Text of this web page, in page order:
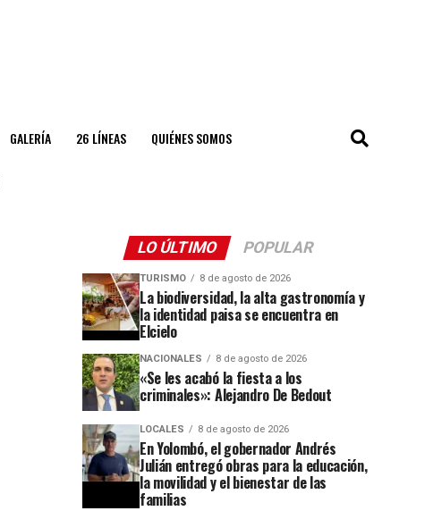
GALERÍA 26 LÍNEAS QUIÉNES SOMOS
LO ÚLTIMO POPULAR
TURISMO 8 de agosto de 2026
La biodiversidad, la alta gastronomía y
la identidad paisa se encuentra en
Elcielo
NACIONALES 8 de agosto de 2026
«Se les acabó la fiesta a los
criminales»: Alejandro De Bedout
LOCALES 8 de agosto de 2026
En Yolombó, el gobernador Andrés
Julián entregó obras para la educación,
la movilidad y el bienestar de las
familias